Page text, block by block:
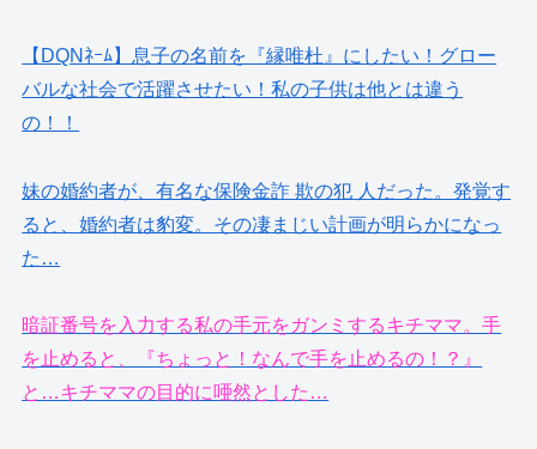
【DQNﾈｰﾑ】息子の名前を『縁唯杜』にしたい！グロー
バルな社会で活躍させたい！私の子供は他とは違う
の！！
妹の婚約者が、有名な保険金詐 欺の犯 人だった。発覚す
ると、婚約者は豹変。その凄まじい計画が明らかになっ
た…
暗証番号を入力する私の手元をガンミするキチママ。手
を止めると、『ちょっと！なんで手を止めるの！？』
と…キチママの目的に唖然とした…